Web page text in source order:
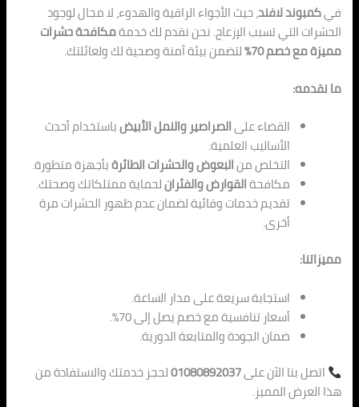
فيكمبوند لافند، حيث الأجواء الراقية والهدوء، لا مجال لوجود
الحشرات التي تسبب الإزعاج. نحن نقدم لك خدمةمكافحة حشرات
مميزة مع خصم 70%
لتضمن بيئة آمنة وصحية لك ولعائلتك.
ما نقدمه:
القضاء علىالصراصير والنمل الأبيضباستخدام أحدث
الأساليب العلمية.
التخلص منالبعوض والحشرات الطائرةبأجهزة متطورة.
مكافحةالقوارض والفئرانلحماية ممتلكاتك وصحتك.
تقديم خدمات وقائية لضمان عدم ظهور الحشرات مرة
أخرى.
مميزاتنا:
استجابة سريعة على مدار الساعة.
أسعار تنافسية مع خصم يصل إلى 70%.
ضمان الجودة والمتابعة الدورية.
اتصل بنا الآن على01080892037لحجز خدمتك والاستفادة من
هذا العرض المميز.